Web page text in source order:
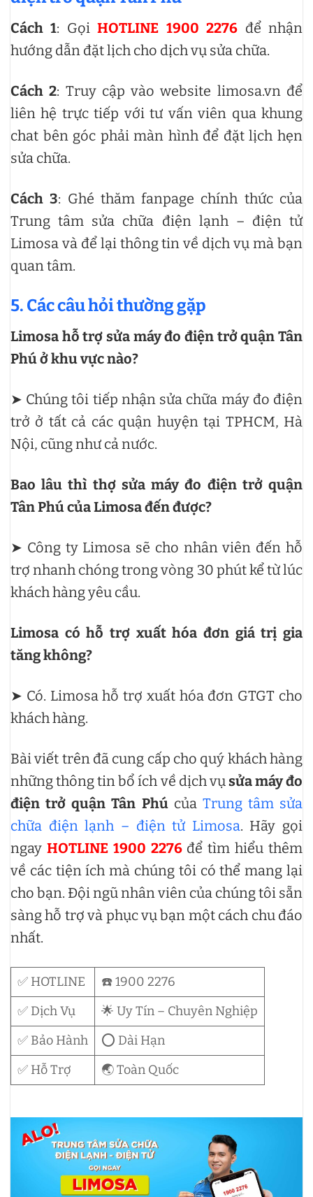
Cách 1: GọiHOTLINE 1900 2276 để nhận
hướng dẫn đặt lịch cho dịch vụ sửa chữa.
Cách 2: Truy cập vào website limosa.vn để
liên hệ trực tiếp với tư vấn viên qua khung
chat bên góc phải màn hình để đặt lịch hẹn
sửa chữa.
Cách 3: Ghé thăm fanpage chính thức của
Trung tâm sửa chữa điện lạnh – điện tử
Limosa và để lại thông tin về dịch vụ mà bạn
quan tâm.
5. Các câu hỏi thường gặp
Limosa hỗ trợ sửa máy đo điện trở quận Tân
Phú ở khu vực nào?
➤ Chúng tôi tiếp nhận sửa chữa máy đo điện
trở ở tất cả các quận huyện tại TPHCM, Hà
Nội, cũng như cả nước.
Bao lâu thì thợ sửa máy đo điện trở quận
Tân Phú của Limosa đến được?
➤ Công ty Limosa sẽ cho nhân viên đến hỗ
trợ nhanh chóng trong vòng 30 phút kể từ lúc
khách hàng yêu cầu.
Limosa có hỗ trợ xuất hóa đơn giá trị gia
tăng không?
➤ Có. Limosa hỗ trợ xuất hóa đơn GTGT cho
khách hàng.
Bài viết trên đã cung cấp cho quý khách hàng
những thông tin bổ ích về dịch vụ sửa máy đo
điện trở quận Tân Phúcủa Trung tâm sửa
chữa điện lạnh – điện tử Limosa. Hãy gọi
ngay HOTLINE 1900 2276để tìm hiểu thêm
về các tiện ích mà chúng tôi có thể mang lại
cho bạn. Đội ngũ nhân viên của chúng tôi sẵn
sàng hỗ trợ và phục vụ bạn một cách chu đáo
nhất.
✅ HOTLINE
☎️ 1900 2276
✅ Dịch Vụ
🌟 Uy Tín – Chuyên Nghiệp
✅ Bảo Hành
⭕ Dài Hạn
✅ Hỗ Trợ
🌏 Toàn Quốc